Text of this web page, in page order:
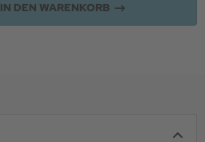
IN DEN WARENKORB